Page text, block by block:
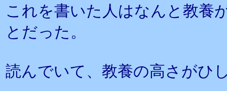
これを書いた人はなんと教養
とだった。
読んでいて、教養の高さがひ